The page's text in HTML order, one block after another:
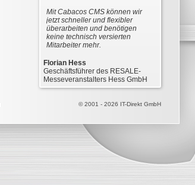
Mit Cabacos CMS können wir
jetzt schneller und flexibler
überarbeiten und benötigen
keine technisch versierten
Mitarbeiter mehr.
Florian Hess
Geschäftsführer des RESALE-
Messeveranstalters Hess GmbH
© 2001 - 2026 IT-Direkt GmbH